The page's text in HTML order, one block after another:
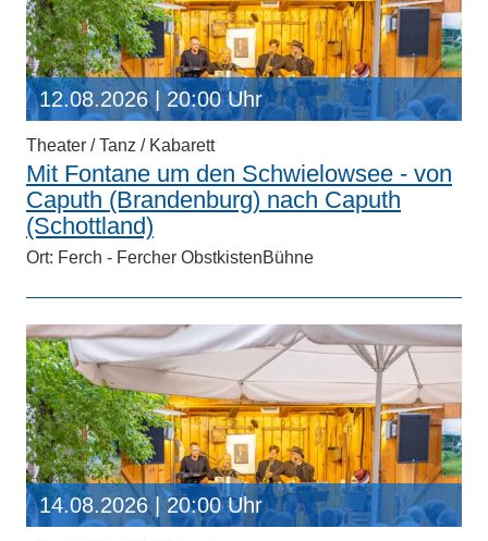
12.08.2026| 20:00 Uhr
Theater / Tanz / Kabarett
Mit Fontane um den Schwielowsee - von
Caputh (Brandenburg) nach Caputh
(Schottland)
Ort: Ferch - Fercher ObstkistenBühne
14.08.2026| 20:00 Uhr